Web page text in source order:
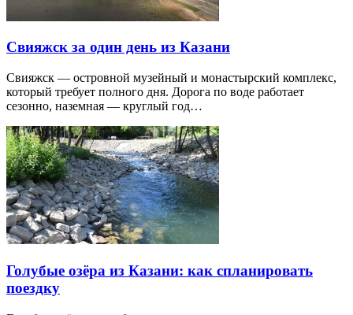
Свияжск за один день из Казани
Свияжск — островной музейный и монастырский комплекс,
который требует полного дня. Дорога по воде работает
сезонно, наземная — круглый год…
Голубые озёра из Казани: как спланировать
поездку